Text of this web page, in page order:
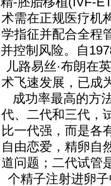
术需在正规医疗机
学指征并配合全程
并控制风险。自
儿路易丝·布朗在
术飞速发展，已成
成功率最高的方
代、二代和三代，
比一代强，而是各
自由恋爱，精卵自
道问题；二代试管
个精子注射进卵